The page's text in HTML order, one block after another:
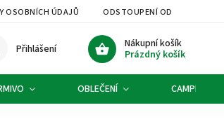
OSOBNÍCH ÚDAJŮ ODSTOUPENÍ OD SMLOUVY
Nákupní košík
Prázdný košík
Přihlášení
OBLEČENÍ CAMPING